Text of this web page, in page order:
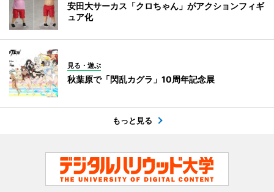
安田大サーカス「クロちゃん」がアクションフィギ
ュア化
見る・遊ぶ
秋葉原で「閃乱カグラ」10周年記念展
もっと見る